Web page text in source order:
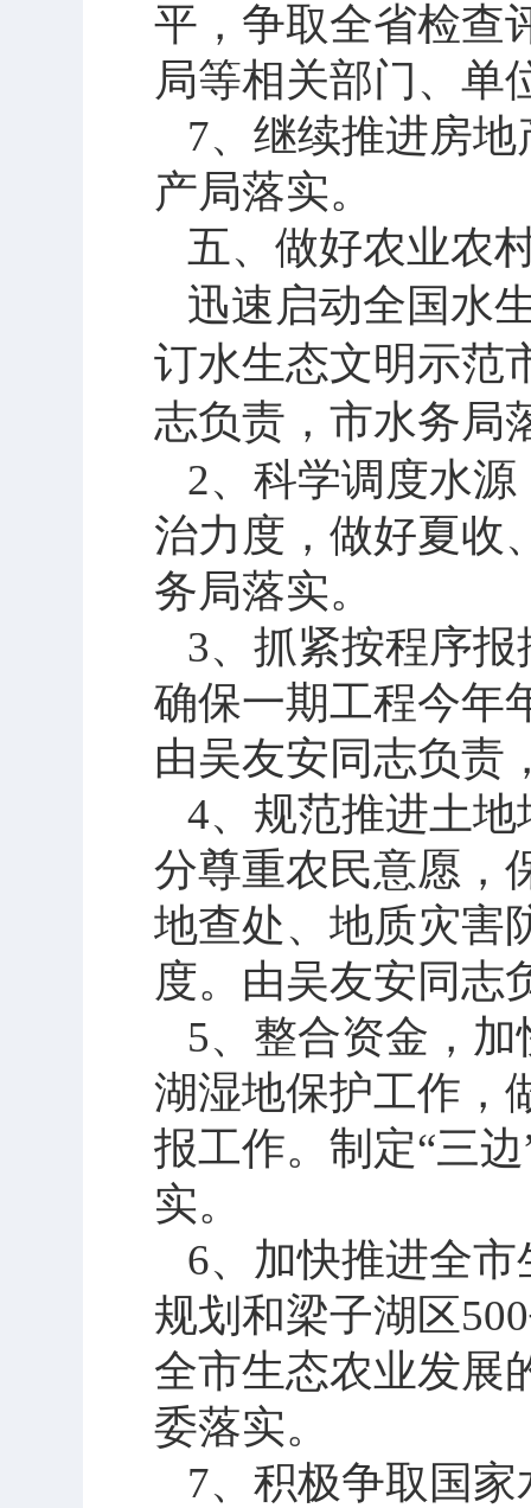
平，争取全省检查
局等相关部门、单
7、继续推进房
产局落实。
五、做好农业农
迅速启动全国水
订水生态文明示范
志负责，市水务局
2、科学调度水
治力度，做好夏收
务局落实。
3、抓紧按程序
确保一期工程今年
由吴友安同志负责
4、规范推进土
分尊重农民意愿，
地查处、地质灾害
度。由吴友安同志
5、整合资金，
湖湿地保护工作，
报工作。制定“三
实。
6、加快推进全
规划和梁子湖区500
全市生态农业发展
委落实。
7、积极争取国